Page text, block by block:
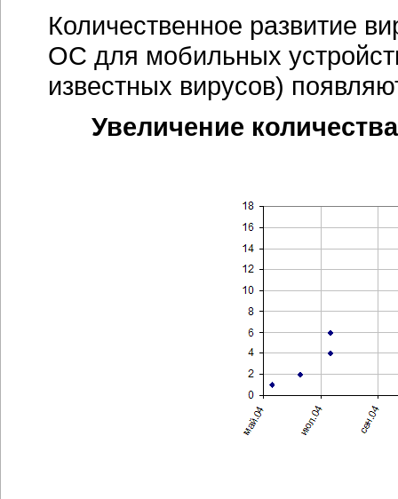
Количественное развитие
ОС для мобильных
известных вирусов)
Увеличение